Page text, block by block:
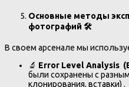
Основные методы
фотографий 🛠
В своем арсенале мы
🔬 Error Level Analysis
были сохранены с
клонирования, вставки) .